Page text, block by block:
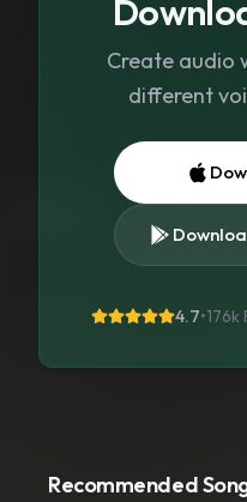
Create audio
different
4.7•176k
Recommended